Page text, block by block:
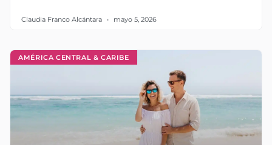
Claudia Franco Alcántara mayo 5, 2026
AMÉRICA CENTRAL & CARIBE